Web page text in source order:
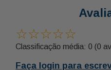
☆☆☆☆☆
Classificação média: 0 (0
Faça login para